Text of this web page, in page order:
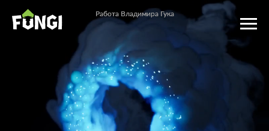
Работа Владимира Гука
Работа Владимира Гука